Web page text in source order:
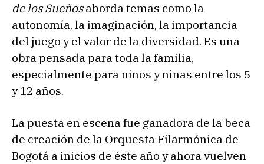
de los Sueñosaborda temas como la
autonomía, la imaginación, la importancia
del juego y el valor de la diversidad. Es una
obra pensada para toda la familia,
especialmente para niños y niñas entre los 5
y 12 años.
La puesta en escena fue ganadora de la beca
de creación de la Orquesta Filarmónica de
Bogotá a inicios de éste año y ahora vuelven